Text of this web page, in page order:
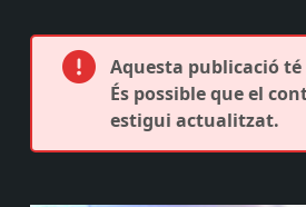
Aquesta publicació té
És possible que el
estigui actualitzat.